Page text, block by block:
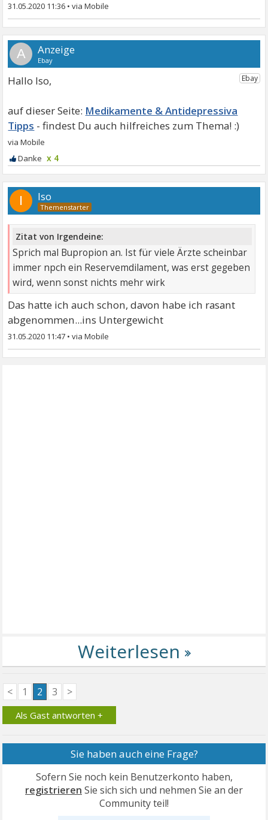
31.05.2020 11:36 •
A
Hallo Iso,
Medikamente & Antidepressiva
Tipps
x 4
I Iso
Zitat von Irgendeine:
Sprich mal Bupropion an. Ist für viele Ärzte scheinbar
immer npch ein Reservemdilament, was erst gegeben
wird, wenn sonst nichts mehr wirk
Das hatte ich auch schon, davon habe ich rasant
abgenommen...ins Untergewicht
31.05.2020 11:47 •
< 1 2 3 >
Als Gast antworten +
Sie haben auch eine Frage?
Sofern Sie noch kein Benutzerkonto haben,
registrieren Sie sich sich und nehmen Sie an der
Community teil!